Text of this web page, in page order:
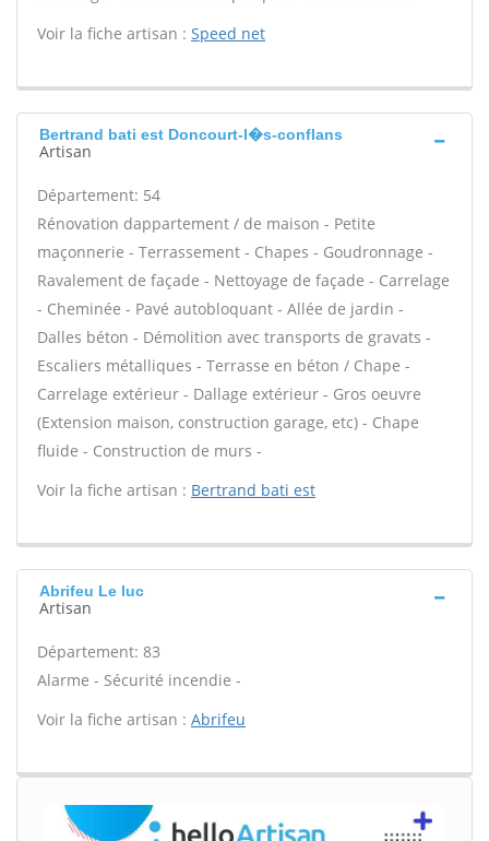
Voir la fiche artisan : Speed net
Bertrand bati est Doncourt-l�s-conflans
Artisan
Département: 54
Rénovation dappartement / de maison - Petite
maçonnerie - Terrassement - Chapes - Goudronnage -
Ravalement de façade - Nettoyage de façade - Carrelage
- Cheminée - Pavé autobloquant - Allée de jardin -
Dalles béton - Démolition avec transports de gravats -
Escaliers métalliques - Terrasse en béton / Chape -
Carrelage extérieur - Dallage extérieur - Gros oeuvre
(Extension maison, construction garage, etc) - Chape
fluide - Construction de murs -
Voir la fiche artisan : Bertrand bati est
Abrifeu Le luc
Artisan
Département: 83
Alarme - Sécurité incendie -
Voir la fiche artisan : Abrifeu